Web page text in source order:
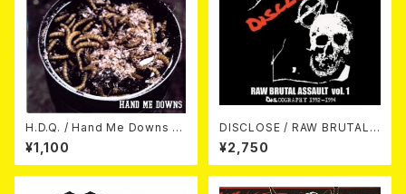
H.D.Q. / Hand Me Downs (C
OLORVINYL/7”EP)
¥1,100
DISCLOSE / RAW BRUTAL
ASSAULT Vol.1 : DISCOGRA
PHY 1992-1994 (2CD)
¥2,750